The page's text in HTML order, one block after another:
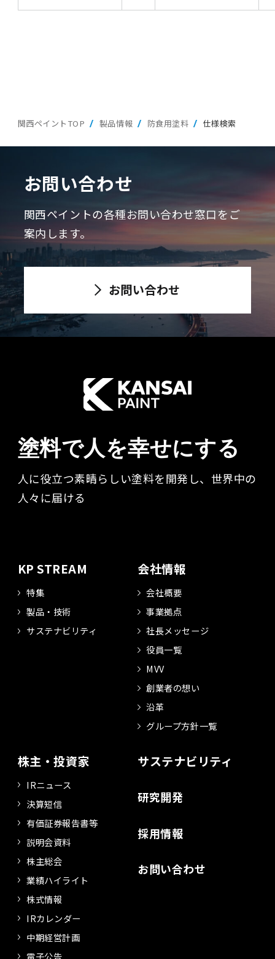
関西ペイントTOP 製品情報 防食用塗料 仕様検索
お問い合わせ
関西ペイントの各種お問い合わせ窓口をご
案内します。
お問い合わせ
塗料で人を幸せにする
人に役立つ素晴らしい塗料を開発し、世界中の
人々に届ける​
KP STREAM
特集
製品・技術
サステナビリティ
会社情報
会社概要
事業拠点
社長メッセージ
役員一覧
MVV
創業者の想い
沿革
グループ方針一覧
株主・投資家
IRニュース
決算短信
有価証券報告書等
説明会資料
株主総会
業績ハイライト
株式情報
IRカレンダー
中期経営計画
電子公告
サステナビリティ
研究開発
採用情報
お問い合わせ